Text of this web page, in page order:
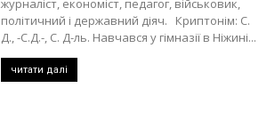
журналіст, економіст, педагог, військовик,
політичний і державний діяч. Криптонім: С.
Д., -С.Д.-, С. Д-ль. Навчався у гімназії в Ніжині...
читати далі